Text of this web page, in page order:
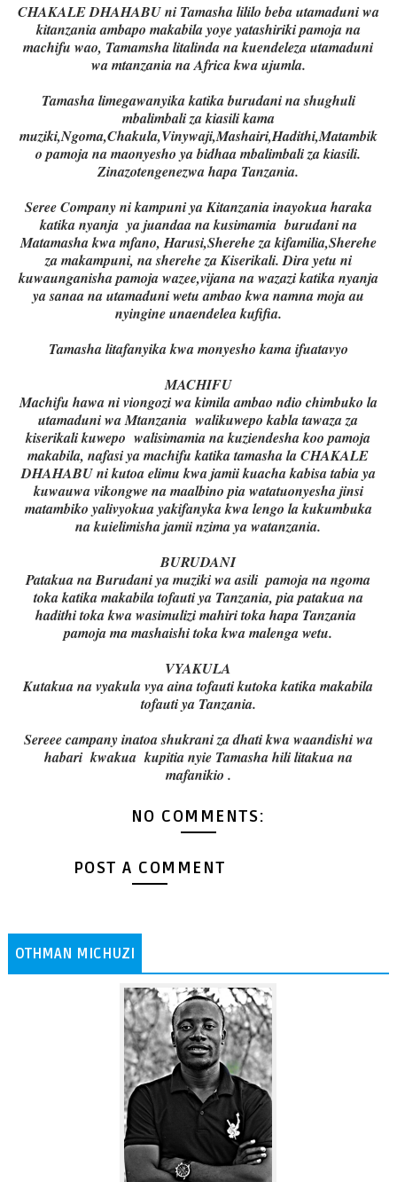
CHAKALE DHAHABU ni Tamasha lililo beba utamaduni wa
kitanzania ambapo makabila yoye yatashiriki pamoja na
machifu wao, Tamamsha litalinda na kuendeleza utamaduni
wa mtanzania na Africa kwa ujumla.
Tamasha limegawanyika katika burudani na shughuli
mbalimbali za kiasili kama
muziki,Ngoma,Chakula,Vinywaji,Mashairi,Hadithi,Matambik
o pamoja na maonyesho ya bidhaa mbalimbali za kiasili.
Zinazotengenezwa hapa Tanzania.
Seree Company ni kampuni ya Kitanzania inayokua haraka
katika nyanja ya juandaa na kusimamia burudani na
Matamasha kwa mfano, Harusi,Sherehe za kifamilia,Sherehe
za makampuni, na sherehe za Kiserikali. Dira yetu ni
kuwaunganisha pamoja wazee,vijana na wazazi katika nyanja
ya sanaa na utamaduni wetu ambao kwa namna moja au
nyingine unaendelea kufifia.
Tamasha litafanyika kwa monyesho kama ifuatavyo
MACHIFU
Machifu hawa ni viongozi wa kimila ambao ndio chimbuko la
utamaduni wa Mtanzania walikuwepo kabla tawaza za
kiserikali kuwepo walisimamia na kuziendesha koo pamoja
makabila, nafasi ya machifu katika tamasha la CHAKALE
DHAHABU ni kutoa elimu kwa jamii kuacha kabisa tabia ya
kuwauwa vikongwe na maalbino pia watatuonyesha jinsi
matambiko yalivyokua yakifanyka kwa lengo la kukumbuka
na kuielimisha jamii nzima ya watanzania.
BURUDANI
Patakua na Burudani ya muziki wa asili pamoja na ngoma
toka katika makabila tofauti ya Tanzania, pia patakua na
hadithi toka kwa wasimulizi mahiri toka hapa Tanzania
pamoja ma mashaishi toka kwa malenga wetu.
VYAKULA
Kutakua na vyakula vya aina tofauti kutoka katika makabila
tofauti ya Tanzania.
Sereee campany inatoa shukrani za dhati kwa waandishi wa
habari kwakua kupitia nyie Tamasha hili litakua na
mafanikio .
NO COMMENTS:
POST A COMMENT
OTHMAN MICHUZI